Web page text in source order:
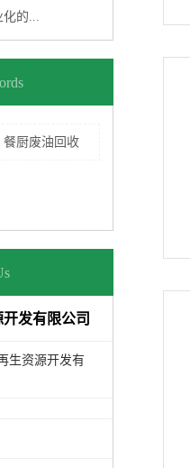
化的...
餐厨废油回收
发有限公司
生资源开发有